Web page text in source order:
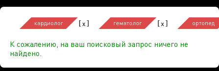
кардиолог [x] гематолог [x] ортопед
К сожалению, на ваш поисковый запрос ничего не
найдено.